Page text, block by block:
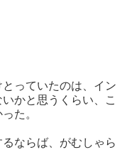
っていたのは、イン
かと思うくらい、こ
た。
ならば、がむしゃら